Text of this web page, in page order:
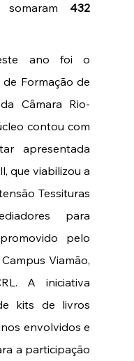
somaram 432
ano foi o
Formação de
Câmara Rio-
contou com
apresentada
que viabilizou a
Tessituras
para
pelo
Viamão,
A iniciativa
kits de livros
envolvidos e
a participação